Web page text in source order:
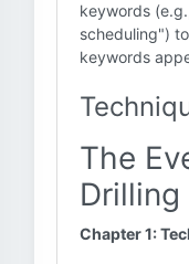
keywords
scheduling")
keywords
The
Chapter 1: